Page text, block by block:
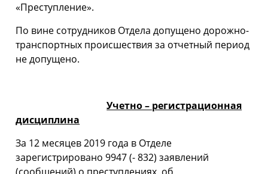
«Преступление».
По вине сотрудников Отдела допущено дорожно-
транспортных происшествия за отчетный период
не допущено.
Учетно – регистрационная
дисциплина
За 12 месяцев 2019 года в Отделе
зарегистрировано 9947 (- 832) заявлений